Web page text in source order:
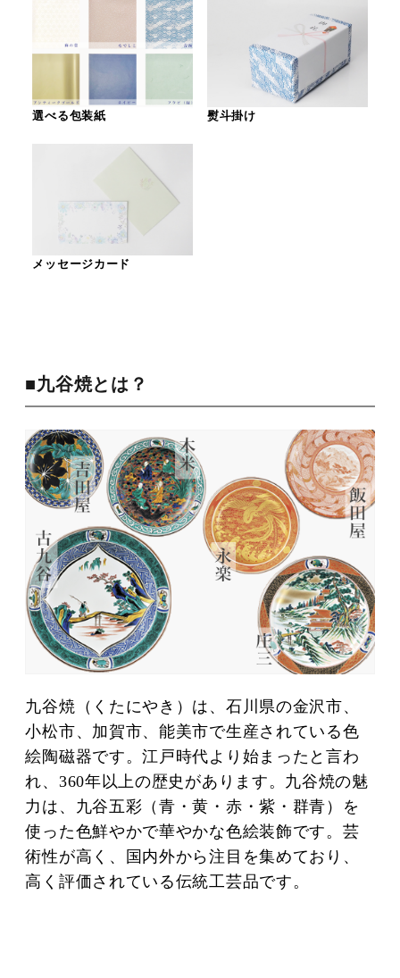
選べる包装紙 熨斗掛け
メッセージカード
■九谷焼とは？
九谷焼（くたにやき）は、石川県の金沢市、
小松市、加賀市、能美市で生産されている色
絵陶磁器です。江戸時代より始まったと言わ
れ、360年以上の歴史があります。九谷焼の魅
力は、九谷五彩（青・黄・赤・紫・群青）を
使った色鮮やかで華やかな色絵装飾です。芸
術性が高く、国内外から注目を集めており、
高く評価されている伝統工芸品です。